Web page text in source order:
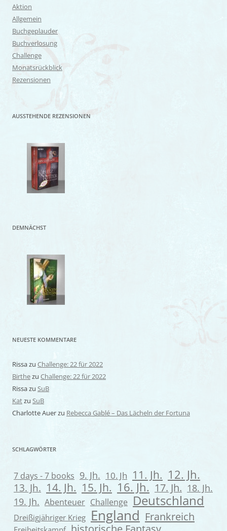
Aktion
Allgemein
Buchgeplauder
Buchverlosung
Challenge
Monatsrückblick
Rezensionen
AUSSTEHENDE REZENSIONEN
DEMNÄCHST
NEUESTE KOMMENTARE
Rissazu Challenge: 22 für 2022
Birthezu Challenge: 22 für 2022
Rissazu SuB
Katzu SuB
Charlotte Auerzu Rebecca Gablé – Das Lächeln der Fortuna
SCHLAGWÖRTER
7 days - 7 books 9. Jh. 10. Jh 11. Jh. 12. Jh.
13. Jh. 14. Jh. 15. Jh. 16. Jh. 17. Jh. 18. Jh.
19. Jh. Abenteuer Challenge Deutschland
Dreißigjähriger Krieg England Frankreich